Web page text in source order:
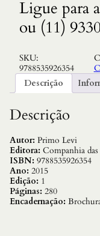
Ligue para
ou (11)
SKU:
9788535926354
Descrição
Descrição
Autor: Primo Levi
Editora: Companhia das
ISBN: 9788535926354
Ano: 2015
Edição: 1
Páginas: 280
Encadernação: